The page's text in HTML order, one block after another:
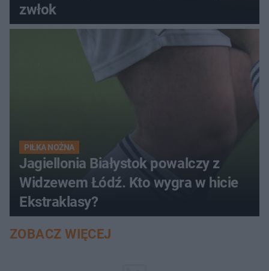
zwłok
PIŁKA NOŻNA
Jagiellonia Białystok powalczy z
Widzewem Łódź. Kto wygra w hicie
Ekstraklasy?
ZOBACZ WIĘCEJ